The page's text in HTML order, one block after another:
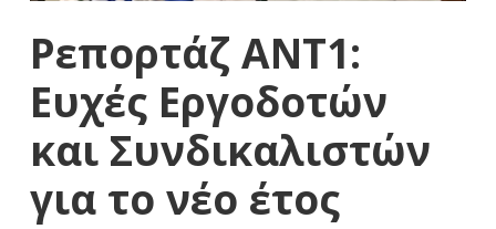
Ρεπορτάζ ΑΝΤ1:
Ευχές Εργοδοτών
και Συνδικαλιστών
για το νέο έτος